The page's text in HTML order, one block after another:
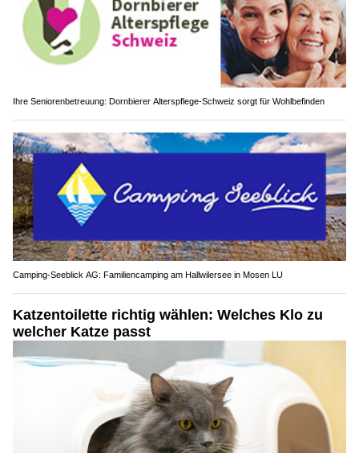
Ihre Seniorenbetreuung: Dornbierer Alterspflege-Schweiz sorgt für Wohlbefinden
Camping-Seeblick AG: Familiencamping am Hallwilersee in Mosen LU
Katzentoilette richtig wählen: Welches Klo zu
welcher Katze passt